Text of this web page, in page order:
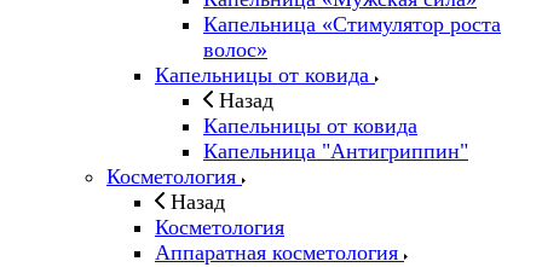
Капельница «Стимулятор роста
волос»
Капельницы от ковида
Назад
Капельницы от ковида
Капельница "Антигриппин"
Косметология
Назад
Косметология
Аппаратная косметология